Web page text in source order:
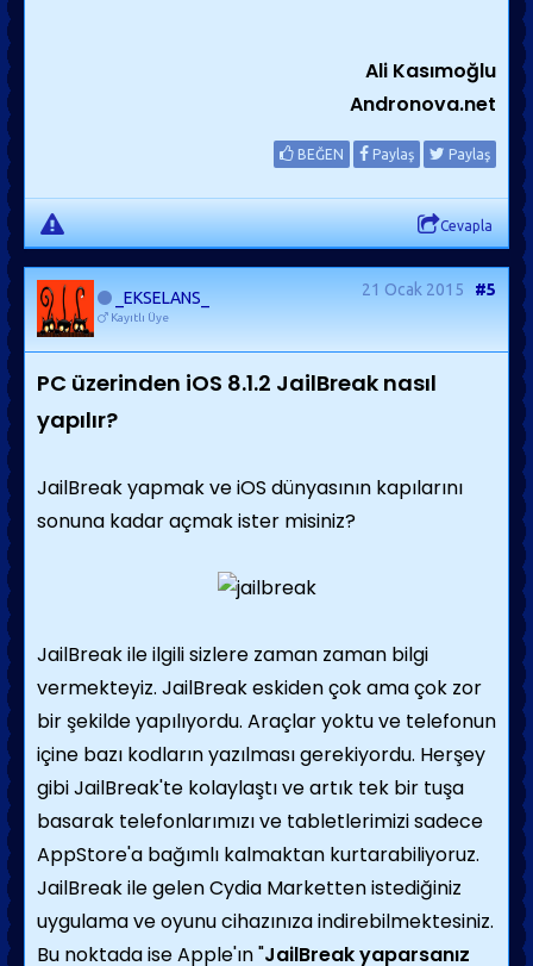
Ali Kasımoğlu
Andronova.net
BEĞEN Paylaş Paylaş
Cevapla
_EKSELANS_
Kayıtlı Üye
21 Ocak 2015 #5
PC üzerinden iOS 8.1.2 JailBreak nasıl
yapılır?
JailBreak yapmak ve iOS dünyasının kapılarını
sonuna kadar açmak ister misiniz?
JailBreak ile ilgili sizlere zaman zaman bilgi
vermekteyiz. JailBreak eskiden çok ama çok zor
bir şekilde yapılıyordu. Araçlar yoktu ve telefonun
içine bazı kodların yazılması gerekiyordu. Herşey
gibi JailBreak'te kolaylaştı ve artık tek bir tuşa
basarak telefonlarımızı ve tabletlerimizi sadece
AppStore'a bağımlı kalmaktan kurtarabiliyoruz.
JailBreak ile gelen Cydia Marketten istediğiniz
uygulama ve oyunu cihazınıza indirebilmektesiniz.
Bu noktada ise Apple'ın "JailBreak yaparsanız